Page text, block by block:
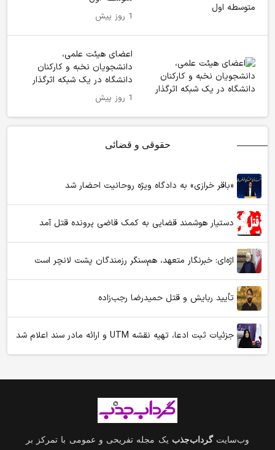
1 روز پیش
اعضای هیئت علمی،
دانشجویان نخبه و کارکنان
دانشگاه در یک شبکه‌ اثرگذار
1 روز پیش
حقوقی و قضائی
«باقر خرازی» به دادگاه ویژه روحانیت احضار شد
دستیار هوشمند قضایی به کمک قاضی پرونده قتل آمد
اژه‌ای: خبرنگار متعهد، هم‌سنگر رزمندگان پشت لانچر است
تأیید ربایش و قتل حمیدرضا رجب‌زاده
جزئیات ثبت ادعا، تهیه نقشه UTM و ارائه مادر سند اعلام شد
وب‌سایتگرداب‌جذب یک مجله تفریحی و عمومی با تمرکز بر